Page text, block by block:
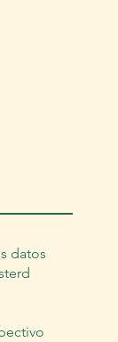
datos